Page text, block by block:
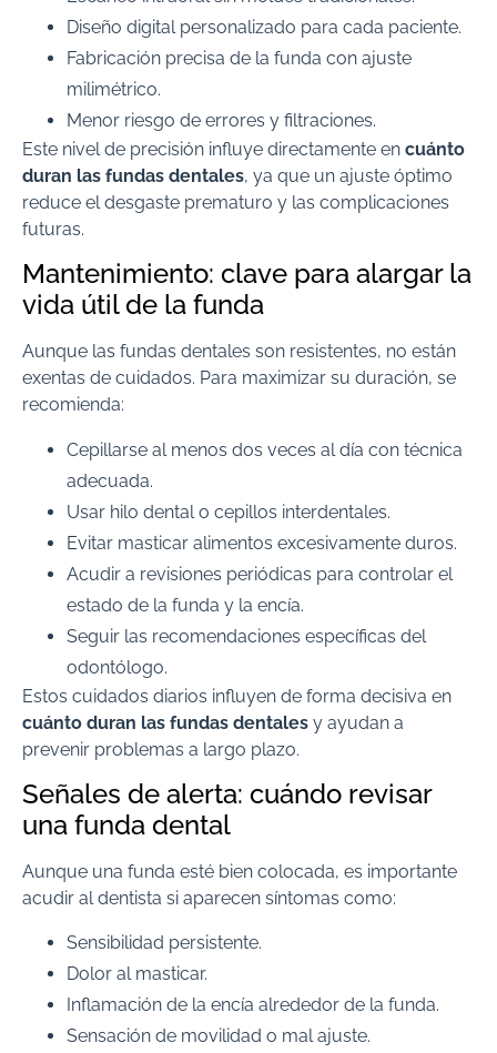
Diseño digital personalizado para cada paciente.
Fabricación precisa de la funda con ajuste
milimétrico.
Menor riesgo de errores y filtraciones.
Este nivel de precisión influye directamente en cuánto
duran las fundas dentales, ya que un ajuste óptimo
reduce el desgaste prematuro y las complicaciones
futuras.
Mantenimiento: clave para alargar la
vida útil de la funda
Aunque las fundas dentales son resistentes, no están
exentas de cuidados. Para maximizar su duración, se
recomienda:
Cepillarse al menos dos veces al día con técnica
adecuada.
Usar hilo dental o cepillos interdentales.
Evitar masticar alimentos excesivamente duros.
Acudir a revisiones periódicas para controlar el
estado de la funda y la encía.
Seguir las recomendaciones específicas del
odontólogo.
Estos cuidados diarios influyen de forma decisiva en
cuánto duran las fundas dentales y ayudan a
prevenir problemas a largo plazo.
Señales de alerta: cuándo revisar
una funda dental
Aunque una funda esté bien colocada, es importante
acudir al dentista si aparecen síntomas como:
Sensibilidad persistente.
Dolor al masticar.
Inflamación de la encía alrededor de la funda.
Sensación de movilidad o mal ajuste.